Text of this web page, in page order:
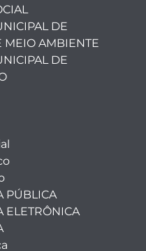
DE
MEIO AMBIENTE
DE
PÚBLICA
ELETRÔNICA